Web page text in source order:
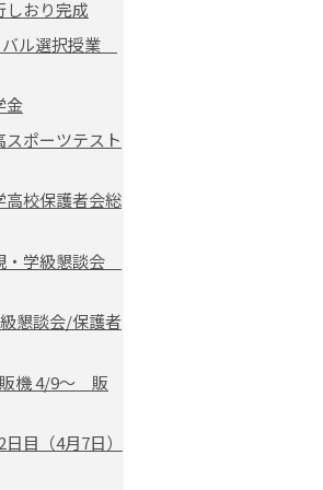
おり完成
ル選択授業
金
ポーツテスト
校保護者会総
学級懇談会
懇談会/保護者
機 4/9～ 販
目（4月7日）